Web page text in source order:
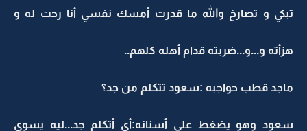
تبكي و تصارخ والله ما قدرت أمسك نفسي أنا رحت له و
هزأته و...و...ضربته قدام أهله كلهم..
ماجد قطب حواجبه :سعود تتكلم من جد؟
سعود وهو يضغط على أسنانه:أي أتكلم جد...ليه يسوي